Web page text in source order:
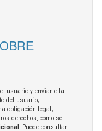
usuario y enviarle la
del usuario;
obligación legal;
derechos, como se
: Puede consultar